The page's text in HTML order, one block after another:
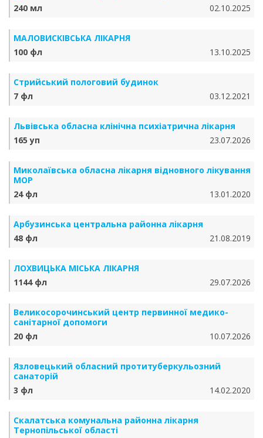
240 мл
02.10.2025
МАЛОВИСКІВСЬКА ЛІКАРНЯ
100 фл
13.10.2025
Стрийський пологовий будинок
7 фл
03.12.2021
Львівська обласна клінічна психіатрична лікарня
165 уп
23.07.2026
Миколаївська обласна лікарня відновного лікування
МОР
24 фл
13.01.2020
Арбузинська центральна районна лікарня
48 фл
21.08.2019
ЛОХВИЦЬКА МІСЬКА ЛІКАРНЯ
1144 фл
29.07.2026
Великосорочинський центр первинної медико-
санітарної допомоги
20 фл
10.07.2026
Язловецький обласний протитуберкульозний
санаторій
3 фл
14.02.2020
Скалатська комунальна районна лікарня
Тернопільської області